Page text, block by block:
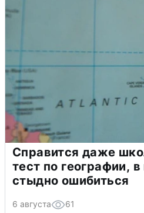
Справится даже
тест по географии,
стыдно ошибиться
6 августа 61